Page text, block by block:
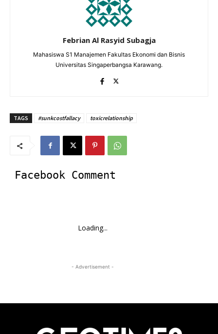
Febrian Al Rasyid Subagja
Mahasiswa S1 Manajemen Fakultas Ekonomi dan Bisnis
Universitas Singaperbangsa Karawang.
TAGS #sunkcostfallacy toxicrelationship
Facebook Comment
Loading...
- Advertisement -